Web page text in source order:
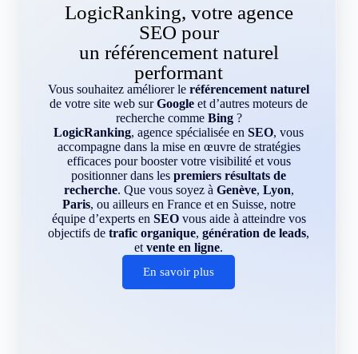
LogicRanking, votre agence
SEO pour
un référencement naturel
performant
Vous souhaitez améliorer leréférencement naturel
de votre site web surGoogle et d’autres moteurs de
recherche comme Bing?
LogicRanking, agence spécialisée enSEO, vous
accompagne dans la mise en œuvre de stratégies
efficaces pour booster votre visibilité et vous
positionner dans lespremiers résultats de
recherche. Que vous soyez à Genève, Lyon,
Paris, ou ailleurs en France et en Suisse, notre
équipe d’experts en SEOvous aide à atteindre vos
objectifs detrafic organique,génération de leads,
etvente en ligne.
En savoir plus